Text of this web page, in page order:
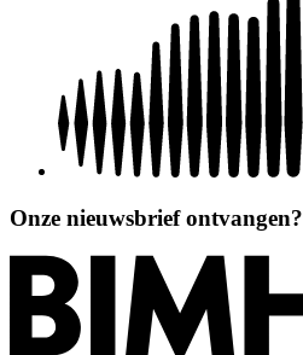
Onze nieuwsbrief ontvangen?